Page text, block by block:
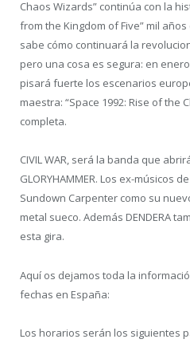
Chaos Wizards” continúa con la
from the Kingdom of Five” mil
sabe cómo continuará la
pero una cosa es segura: en enero
pisará fuerte los escenarios
maestra: “Space 1992: Rise of the
completa.
CIVIL WAR, será la banda que
GLORYHAMMER. Los ex-músicos
Sundown Carpenter como su
metal sueco. Además DENDERA
esta gira.
Aquí os dejamos toda la
fechas en España:
Los horarios serán los siguientes